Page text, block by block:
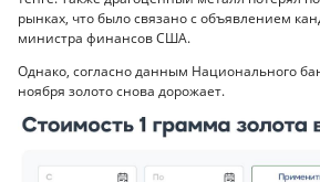
рынках, что было связано с объявлением
министра финансов США.
Однако, согласно данным Национального
ноября золото снова дорожает.